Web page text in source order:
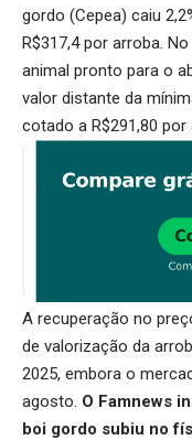
gordo (Cepea) caiu
R$317,4 por arroba.
animal pronto para o
valor distante da
cotado a R$291,80 por
A recuperação no
de valorização da
2025, embora o
agosto. O Famnews
boi gordo subiu no